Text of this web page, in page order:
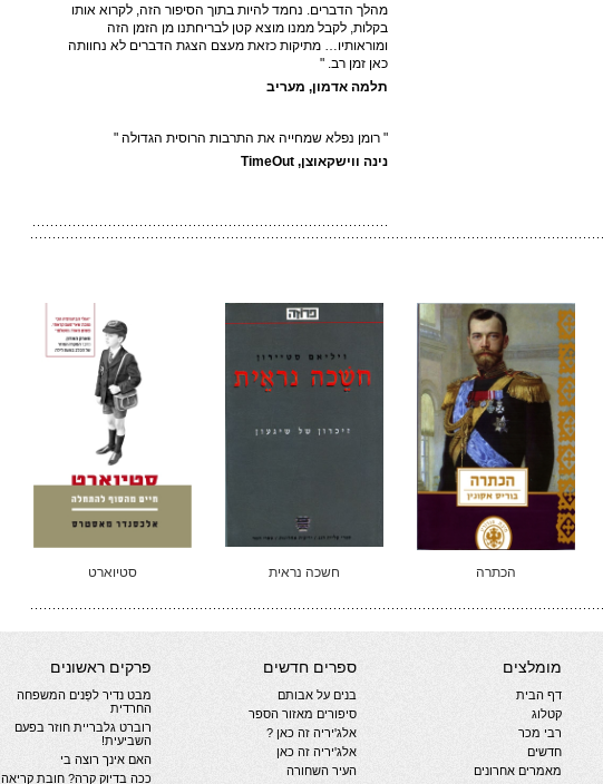
מהלך הדברים. נחמד להיות בתוך הסיפור הזה, לקרוא אותו
בקלות, לקבל ממנו מוצא קטן לבריחתנו מן הזמן הזה
ומוראותיו… מתיקות כזאת מעצם הצגת הדברים לא נחוותה
כאן זמן רב. "
תלמה אדמון, מעריב
" רומן נפלא שמחייה את התרבות הרוסית הגדולה "
נינה ווישקאוצן, TimeOut
הכתרה חשכה נראית סטיוארט
מומלצים
דף הבית
קטלוג
רבי מכר
חדשים
מאמרים אחרונים
ספרים חדשים
בנים על אבותם
סיפורים מאזור הספר
אלג'יריה זה כאן ?
אלג'יריה זה כאן
העיר השחורה
פרקים ראשונים
מבט נדיר לפְּנים המשפחה
החרדית
רוברט גלבריית חוזר בפעם
השביעית!
האם אינך רוצה בי
ככה בדיוק קרה? חובת קריאה